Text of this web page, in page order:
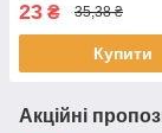
Мей Айленд
23 ₴ 35,38 ₴
Купити
Акційні